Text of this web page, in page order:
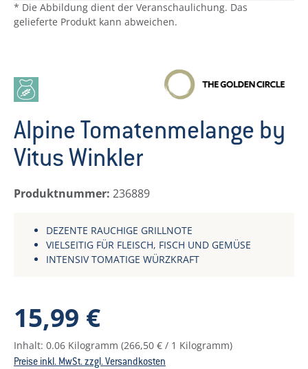
* Die Abbildung dient der Veranschaulichung. Das
gelieferte Produkt kann abweichen.
Alpine Tomatenmelange by
Vitus Winkler
Produktnummer: 236889
DEZENTE RAUCHIGE GRILLNOTE
VIELSEITIG FÜR FLEISCH, FISCH UND GEMÜSE
INTENSIV TOMATIGE WÜRZKRAFT
Regulärer Preis:
15,99 €
Inhalt: 0.06 Kilogramm (266,50 € / 1 Kilogramm)
Preise inkl. MwSt. zzgl. Versandkosten